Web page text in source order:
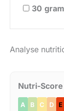
30
Analyse
Nutri-Score
A B C D E